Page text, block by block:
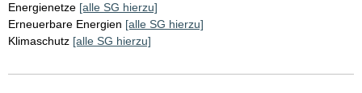
Energienetze [alle SG hierzu]
Erneuerbare Energien [alle SG hierzu]
Klimaschutz [alle SG hierzu]